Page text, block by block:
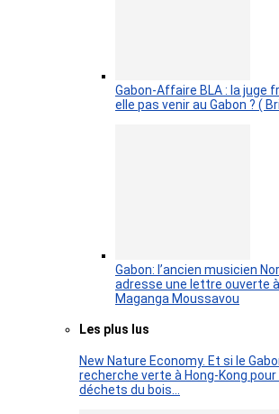
Gabon-Affaire BLA : la juge
elle pas venir au Gabon ? (
Gabon: l’ancien musicien
adresse une lettre ouverte
Maganga Moussavou
Les plus lus
New Nature Economy. Et si le
recherche verte à Hong-Kong
déchets du bois…